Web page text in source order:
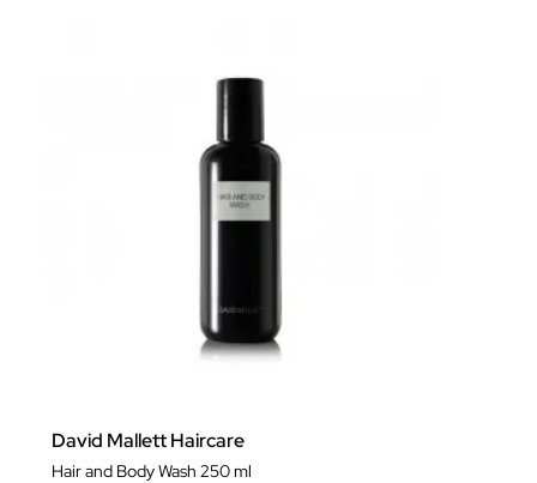
David Mallett Haircare
Hair and Body Wash 250 ml